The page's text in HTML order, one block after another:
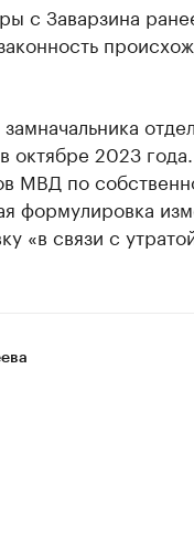
с Заварзина
октябре 2023
МВД по
формулировка
«в связи с